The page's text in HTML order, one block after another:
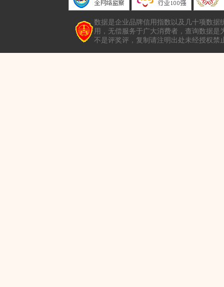
数据是企业品牌信用指数以及几十项数
用，无偿服务于广大消费者，查询数据
不是评奖评，复制请注明出处未经授权禁